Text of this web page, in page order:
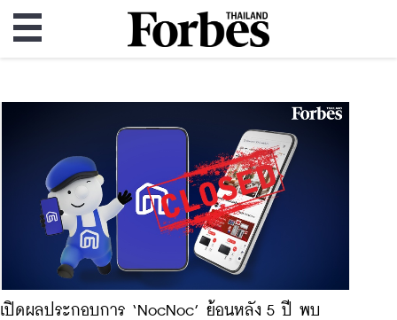
เปิดผลประกอบการ ‘NocNoc’ ย้อนหลัง 5 ปี พบ